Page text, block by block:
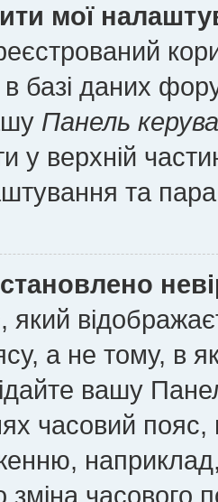
мої
в базі даних
Панель
у верхній
та
а не тому, в
вашу
часовий пояс,
часового